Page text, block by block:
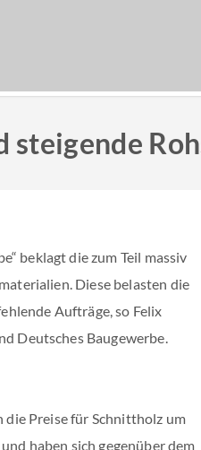
beklagt die zum Teil massiv
Diese belasten die
Aufträge, so Felix
Deutsches Baugewerbe.
die Preise für Schnittholz um
haben sich gegenüber dem